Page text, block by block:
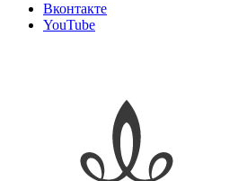
Вконтакте
YouTube